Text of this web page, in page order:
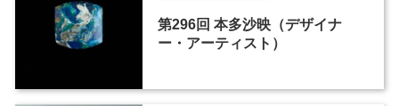
第296回 本多沙映（デザイナ
ー・アーティスト）